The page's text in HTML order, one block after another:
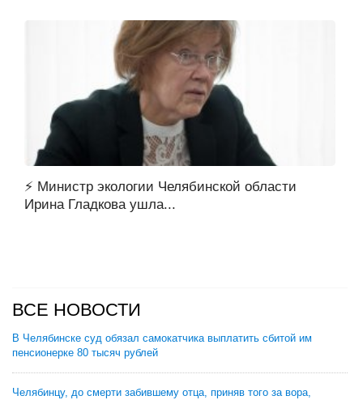
⚡ Министр экологии Челябинской области
Ирина Гладкова ушла...
ВСЕ НОВОСТИ
В Челябинске суд обязал самокатчика выплатить сбитой им
пенсионерке 80 тысяч рублей
Челябинцу, до смерти забившему отца, приняв того за вора,